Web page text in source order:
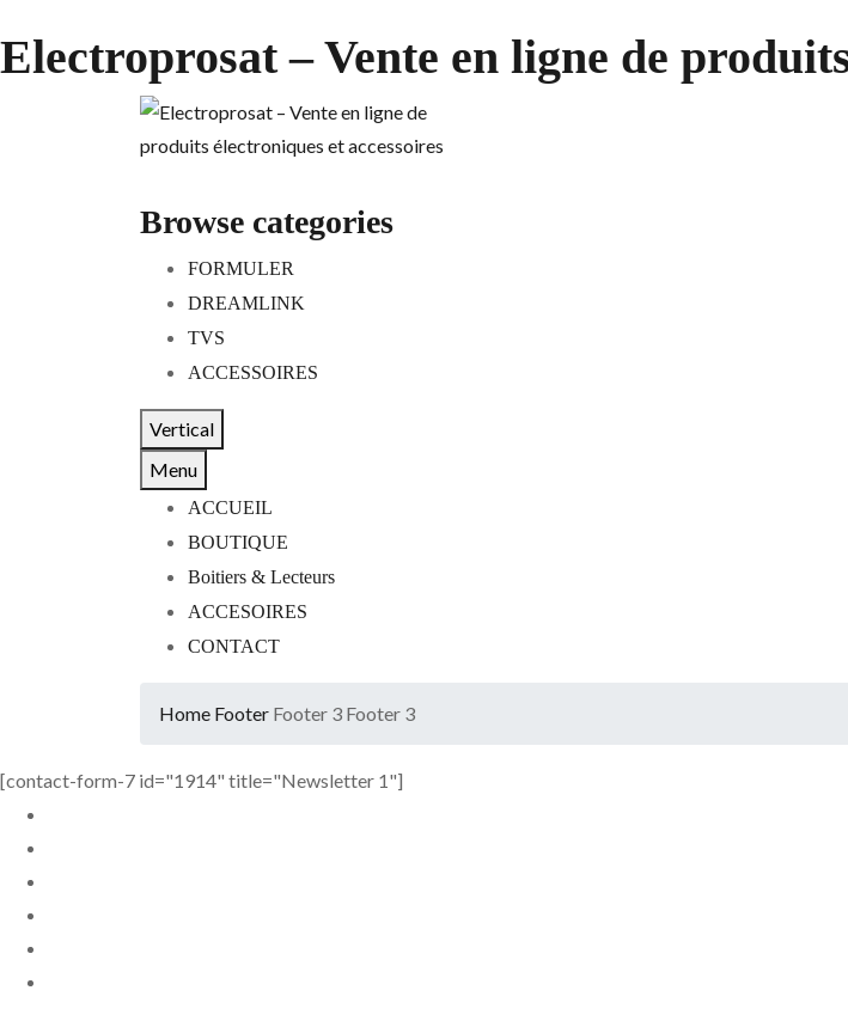
Electroprosat – Vente en ligne de
Browse categories
FORMULER
DREAMLINK
TVS
ACCESSOIRES
Vertical
Menu
ACCUEIL
BOUTIQUE
Boitiers & Lecteurs
ACCESOIRES
CONTACT
Home Footer Footer 3 Footer 3
[contact-form-7 id="1914" title="Newsletter 1"]